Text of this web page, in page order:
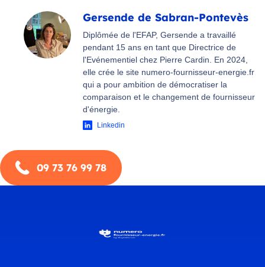
Gersende de Sabran-Pontevès
Diplômée de l'EFAP, Gersende a travaillé
pendant 15 ans en tant que Directrice de
l'Evénementiel chez Pierre Cardin. En 2024,
elle crée le site numero-fournisseur-energie.fr
qui a pour ambition de démocratiser la
comparaison et le changement de fournisseur
d'énergie.
Linkedin
09 73 76 99 78